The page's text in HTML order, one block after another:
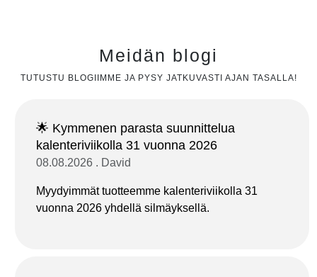
Meidän blogi
TUTUSTU BLOGIIMME JA PYSY JATKUVASTI AJAN TASALLA!
🌟 Kymmenen parasta suunnittelua
kalenteriviikolla 31 vuonna 2026
08.08.2026 . David
Myydyimmät tuotteemme kalenteriviikolla 31
vuonna 2026 yhdellä silmäyksellä.